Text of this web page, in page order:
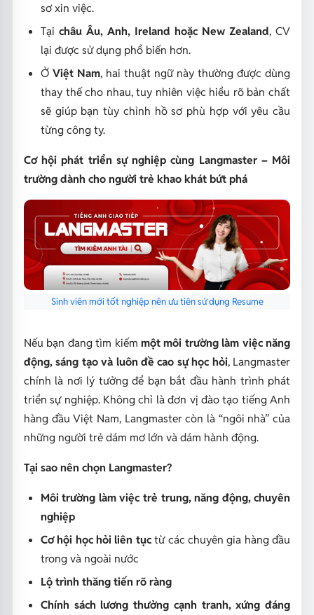
sơ xin việc.
Tại châu Âu, Anh, Ireland hoặc New Zealand, CV
lại được sử dụng phổ biến hơn.
Ở Việt Nam, hai thuật ngữ này thường được dùng
thay thế cho nhau, tuy nhiên việc hiểu rõ bản chất
sẽ giúp bạn tùy chỉnh hồ sơ phù hợp với yêu cầu
từng công ty.
Cơ hội phát triển sự nghiệp cùng Langmaster – Môi
trường dành cho người trẻ khao khát bứt phá
Sinh viên mới tốt nghiệp nên ưu tiên sử dụng Resume
Nếu bạn đang tìm kiếm một môi trường làm việc năng
động, sáng tạo và luôn đề cao sự học hỏi, Langmaster
chính là nơi lý tưởng để bạn bắt đầu hành trình phát
triển sự nghiệp. Không chỉ là đơn vị đào tạo tiếng Anh
hàng đầu Việt Nam, Langmaster còn là “ngôi nhà” của
những người trẻ dám mơ lớn và dám hành động.
Tại sao nên chọn Langmaster?
Môi trường làm việc trẻ trung, năng động, chuyên
nghiệp
Cơ hội học hỏi liên tụctừ các chuyên gia hàng đầu
trong và ngoài nước
Lộ trình thăng tiến rõ ràng
Chính sách lương thưởng cạnh tranh, xứng đáng